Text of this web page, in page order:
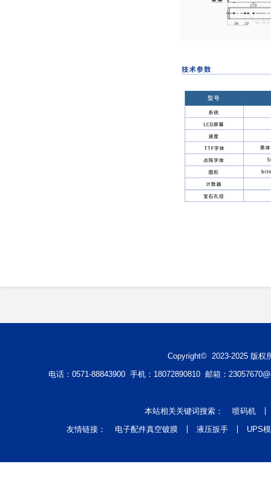
Copyright© 2023-2025 版权
电话：0571-88843900 手机：18072890810 邮箱：
本站相关关键词搜索：
喷码机
友情链接：
电子配件真空镀膜 液压扳手 UPS